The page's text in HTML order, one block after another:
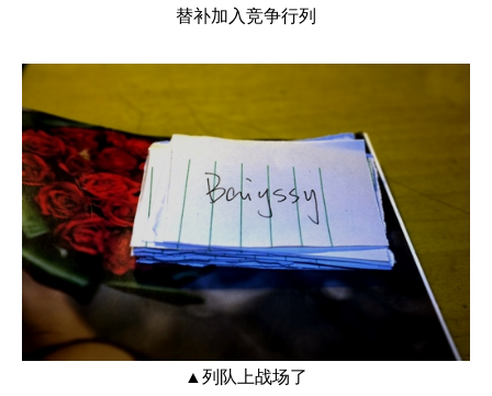
替补加入竞争行列
▲列队上战场了